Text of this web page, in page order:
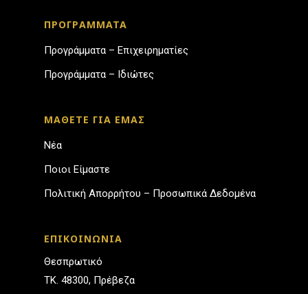
ΠΡΟΓΡΑΜΜΑΤΑ
Προγράμματα – Επιχειρηματίες
Προγράμματα – Ιδιώτες
ΜΑΘΕΤΕ ΓΙΑ ΕΜΑΣ
Νέα
Ποιοι Είμαστε
Πολιτική Απορρήτου – Προσωπικά Δεδομένα
ΕΠΙΚΟΙΝΩΝΙΑ
Θεσπρωτικό
ΤΚ. 48300, Πρέβεζα